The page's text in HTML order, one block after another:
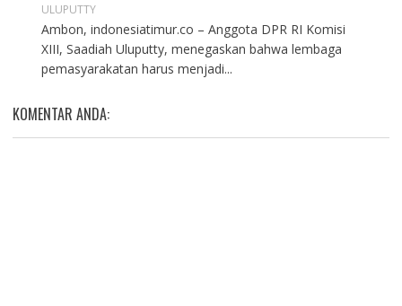
ULUPUTTY
Ambon, indonesiatimur.co – Anggota DPR RI Komisi
XIII, Saadiah Uluputty, menegaskan bahwa lembaga
pemasyarakatan harus menjadi...
KOMENTAR ANDA: